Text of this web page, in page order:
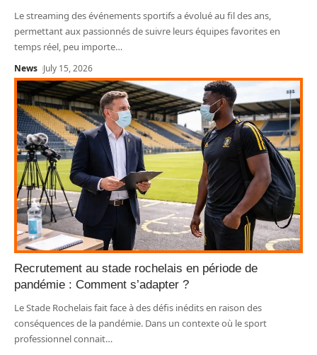
Le streaming des événements sportifs a évolué au fil des ans,
permettant aux passionnés de suivre leurs équipes favorites en
temps réel, peu importe…
News July 15, 2026
Recrutement au stade rochelais en période de
pandémie : Comment s’adapter ?
Le Stade Rochelais fait face à des défis inédits en raison des
conséquences de la pandémie. Dans un contexte où le sport
professionnel connait…